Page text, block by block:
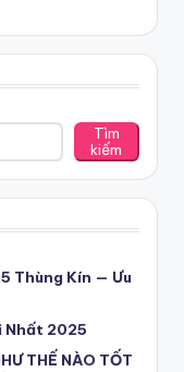
Tìm
kiếm
Thùng Kín — Ưu
Nhất 2025
THẾ NÀO TỐT